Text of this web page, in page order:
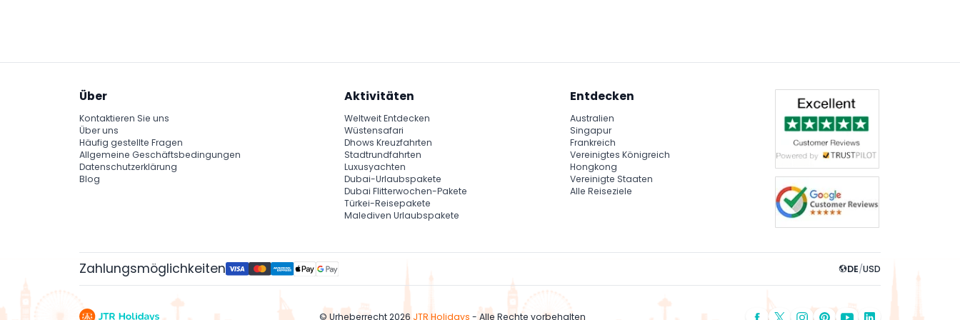
Über
Kontaktieren Sie uns
Über uns
Häufig gestellte Fragen
Allgemeine Geschäftsbedingungen
Datenschutzerklärung
Blog
Aktivitäten
Weltweit Entdecken
Wüstensafari
Dhows Kreuzfahrten
Stadtrundfahrten
Luxusyachten
Dubai-Urlaubspakete
Dubai Flitterwochen-Pakete
Türkei-Reisepakete
Malediven Urlaubspakete
Entdecken
Australien
Singapur
Frankreich
Vereinigtes Königreich
Hongkong
Vereinigte Staaten
Alle Reiseziele
Zahlungsmöglichkeiten DE/USD
© Urheberrecht 2026 JTR Holidays - Alle Rechte vorbehalten